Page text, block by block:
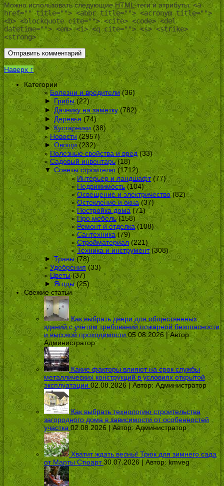
Можно использовать следующиеHTML-теги и атрибуты:<a
href="" title=""> <abbr title=""> <acronym title="">
<b> <blockquote cite=""> <cite> <code> <del
datetime=""> <em> <i> <q cite=""> <s> <strike>
<strong>
Наверх ↑
Категории
Болезни и вредители(36)
► Грибы(22)
► Дачнику на заметку(782)
► Деревья (74)
► Кустарники (38)
Новости(2957)
► Овощи(232)
Полезные свойства и вред(33)
Садовый инвентарь(18)
▼ Советы строителю(1712)
Интерьер и ландшафт(77)
Недвижимость(104)
Освещение и электричество(82)
Остекление и окна (37)
Постройка дома(71)
Про мебель(158)
Ремонт и отделка(108)
Сантехника(79)
Стройматериал (221)
Техника и инструмент(308)
► Травы(78)
Удобрения(33)
Цветы(37)
► Ягоды(25)
Свежие статьи
Как выбрать двери для общественных
зданий с учётом требований пожарной безопасности
и высокой проходимости 05.08.2026 | Автор:
Администратор
Какие факторы влияют на срок службы
металлических конструкций в условиях открытой
эксплуатации 02.08.2026 | Автор: Администратор
Как выбрать технологию строительства
загородного дома в зависимости от особенностей
участка 02.08.2026 | Автор:Администратор
Хватит ждать весны! Трюк для зимнего сада
от Марты Стюарт 30.07.2026 | Автор:kmveg